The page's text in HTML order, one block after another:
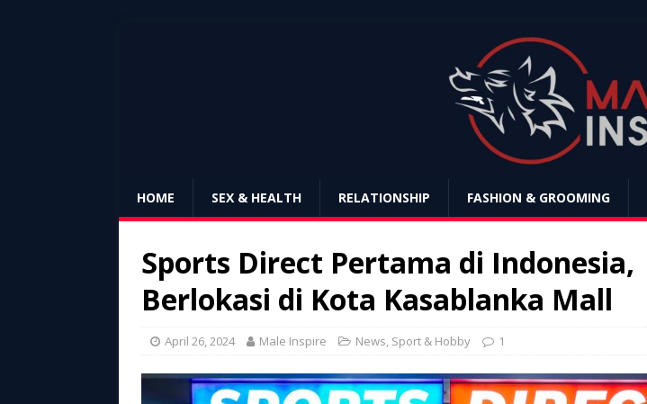
HOME SEX & HEALTH RELATIONSHIP FASHION & GROOMING
Sports Direct Pertama di Indonesia,
Berlokasi di Kota Kasablanka Mall
April 26, 2024 Male Inspire News, Sport & Hobby 1